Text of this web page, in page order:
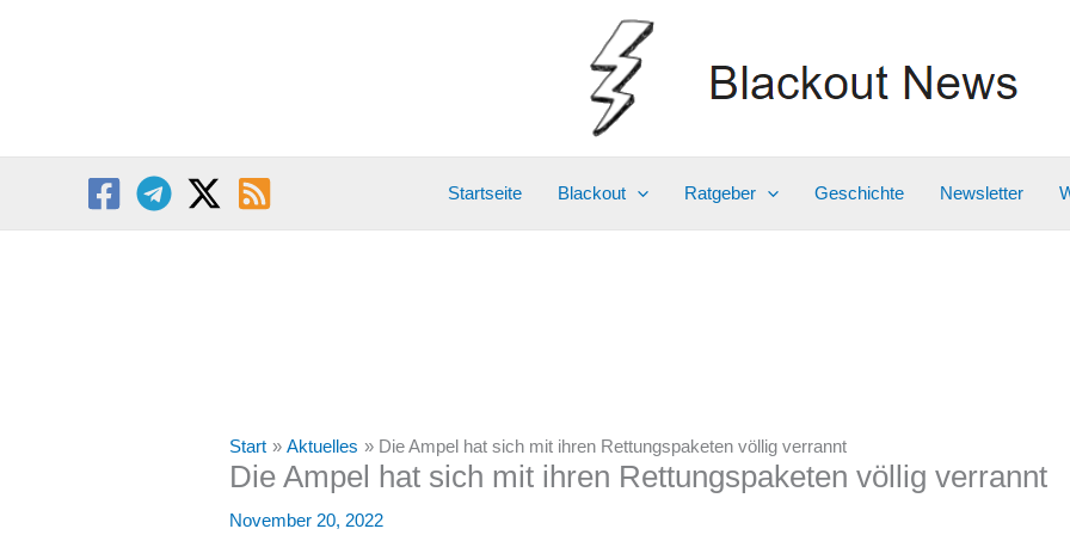
Startseite Blackout Ratgeber Geschichte Newsletter
Start Aktuelles Die Ampel hat sich mit ihren Rettungspaketen völlig verrannt
Die Ampel hat sich mit ihren Rettungspaketen völlig verrannt
November 20, 2022